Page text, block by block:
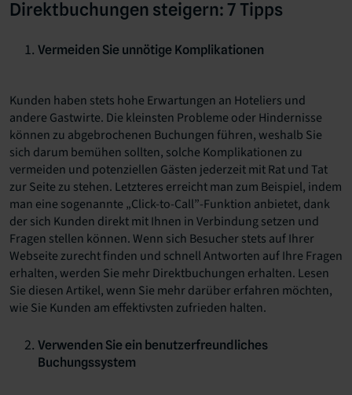
Direktbuchungen steigern: 7 Tipps
Vermeiden Sie unnötige Komplikationen
Kunden haben stets hohe Erwartungen an Hoteliers und
andere Gastwirte. Die kleinsten Probleme oder Hindernisse
können zu abgebrochenen Buchungen führen, weshalb Sie
sich darum bemühen sollten, solche Komplikationen zu
vermeiden und potenziellen Gästen jederzeit mit Rat und Tat
zur Seite zu stehen. Letzteres erreicht man zum Beispiel, indem
man eine sogenannte „Click-to-Call”-Funktion anbietet, dank
der sich Kunden direkt mit Ihnen in Verbindung setzen und
Fragen stellen können. Wenn sich Besucher stets auf Ihrer
Webseite zurecht finden und schnell Antworten auf Ihre Fragen
erhalten, werden Sie mehr Direktbuchungen erhalten. Lesen
Sie diesen Artikel, wenn Sie mehr darüber erfahren möchten,
wie Sie Kunden am effektivsten zufrieden halten.
Verwenden Sie ein benutzerfreundliches
Buchungssystem